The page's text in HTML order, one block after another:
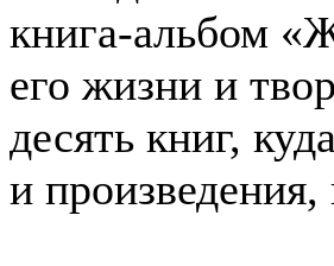
книга-альбом
его жизни и
десять книг,
и